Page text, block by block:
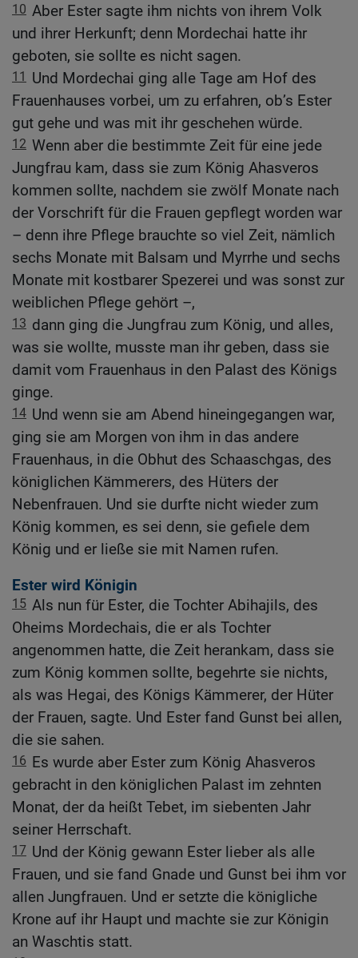
10 Aber Ester sagte ihm nichts von ihrem Volk
und ihrer Herkunft; denn Mordechai hatte ihr
geboten, sie sollte es nicht sagen.
11
Und Mordechai ging alle Tage am Hof des
Frauenhauses vorbei, um zu erfahren, ob’s Ester
gut gehe und was mit ihr geschehen würde.
12 Wenn aber die bestimmte Zeit für eine jede
Jungfrau kam, dass sie zum König Ahasveros
kommen sollte, nachdem sie zwölf Monate nach
der Vorschrift für die Frauen gepflegt worden war
– denn ihre Pflege brauchte so viel Zeit, nämlich
sechs Monate mit Balsam und Myrrhe und sechs
Monate mit kostbarer Spezerei und was sonst zur
weiblichen Pflege gehört –,
13 dann ging die Jungfrau zum König, und alles,
was sie wollte, musste man ihr geben, dass sie
damit vom Frauenhaus in den Palast des Königs
ginge.
14 Und wenn sie am Abend hineingegangen war,
ging sie am Morgen von ihm in das andere
Frauenhaus, in die Obhut des Schaaschgas, des
königlichen Kämmerers, des Hüters der
Nebenfrauen. Und sie durfte nicht wieder zum
König kommen, es sei denn, sie gefiele dem
König und er ließe sie mit Namen rufen.
Ester wird Königin
15 Als nun für Ester, die Tochter Abihajils, des
Oheims Mordechais, die er als Tochter
angenommen hatte, die Zeit herankam, dass sie
zum König kommen sollte, begehrte sie nichts,
als was Hegai, des Königs Kämmerer, der Hüter
der Frauen, sagte. Und Ester fand Gunst bei allen,
die sie sahen.
16 Es wurde aber Ester zum König Ahasveros
gebracht in den königlichen Palast im zehnten
Monat, der da heißt Tebet, im siebenten Jahr
seiner Herrschaft.
17 Und der König gewann Ester lieber als alle
Frauen, und sie fand Gnade und Gunst bei ihm vor
allen Jungfrauen. Und er setzte die königliche
Krone auf ihr Haupt und machte sie zur Königin
an Waschtis statt.